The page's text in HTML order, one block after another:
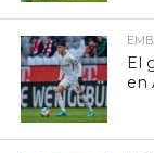
El
en